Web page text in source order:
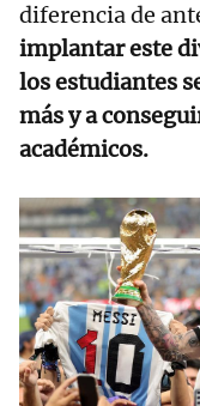
diferencia de
implantar este
los estudiantes
más y a
académicos.